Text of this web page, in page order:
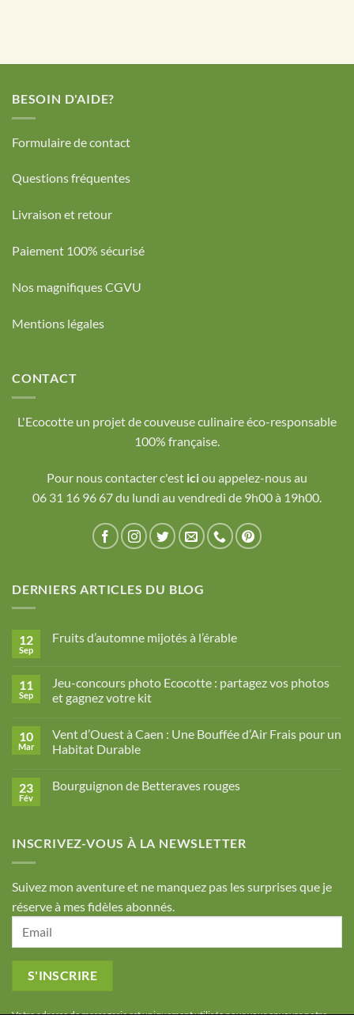
BESOIN D'AIDE?
Formulaire de contact
Questions fréquentes
Livraison et retour
Paiement 100% sécurisé
Nos magnifiques CGVU
Mentions légales
CONTACT
L'Ecocotte un projet de couveuse culinaire éco-responsable
100% française.
Pour nous contacter c'est iciou appelez-nous au
06 31 16 96 67 du lundi au vendredi de 9h00 à 19h00.
DERNIERS ARTICLES DU BLOG
12
Sep
Fruits d’automne mijotés à l’érable
Fruits
d’automne
mijotés
11
Sep
Jeu-concours photo Ecocotte : partagez vos photos
et gagnez votre kit
sur
Jeu-
concours
partagez
votre
10
Mar
Vent d’Ouest à Caen : Une Bouffée d’Air Frais pour un
Habitat Durable
sur
Une
pour
Habitat
Durable
23
Fév
Bourguignon de Betteraves rouges
de
INSCRIVEZ-VOUS À LA NEWSLETTER
Suivez mon aventure et ne manquez pas les surprises que je
réserve à mes fidèles abonnés.